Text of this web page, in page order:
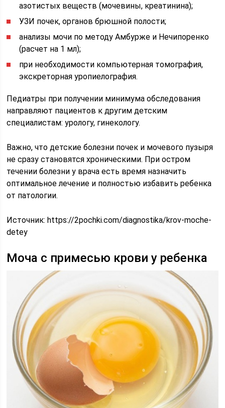
азотистых веществ (мочевины, креатинина);
УЗИ почек, органов брюшной полости;
анализы мочи по методу Амбурже и Нечипоренко
(расчет на 1 мл);
при необходимости компьютерная томография,
экскреторная уропиелография.
Педиатры при получении минимума обследования
направляют пациентов к другим детским
специалистам: урологу, гинекологу.
Важно, что детские болезни почек и мочевого пузыря
не сразу становятся хроническими. При остром
течении болезни у врача есть время назначить
оптимальное лечение и полностью избавить ребенка
от патологии.
Источник:https://2pochki.com/diagnostika/krov-moche-
detey
Моча с примесью крови у ребенка